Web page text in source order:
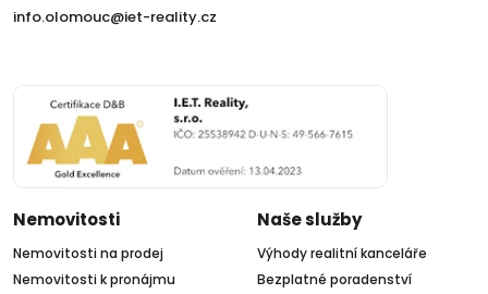
info.olomouc@iet-reality.cz
Nemovitosti
Nemovitosti na prodej
Nemovitosti k pronájmu
Naše služby
Výhody realitní kanceláře
Bezplatné poradenství